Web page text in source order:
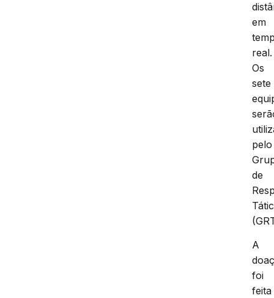
em
real.
Os
sete
pelo
de
A
foi
feita